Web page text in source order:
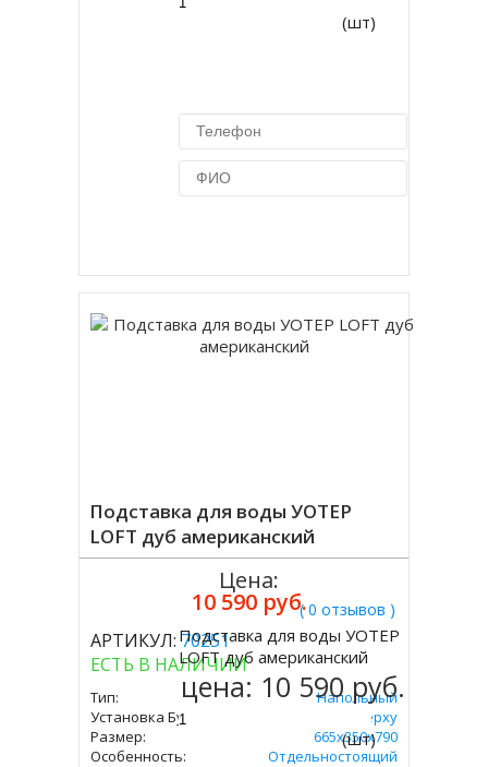
(шт)
Подставка для воды УОТЕР
LOFT дуб американский
( 0 отзывов )
АРТИКУЛ:70251
ЕСТЬ В НАЛИЧИИ
Тип:
Напольный
Установка Бутыли:
Сверху
Размер:
665х350х790
Особенность:
Отдельностоящий
Цена:
10 590 руб.
Купить
Подставка для воды УОТЕР
LOFT дуб американский
цена: 10 590 руб.
(шт)